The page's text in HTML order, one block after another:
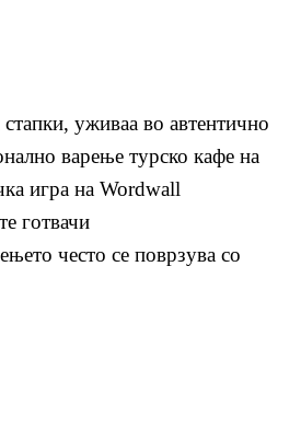
уживаа во автентично
варење турско кафе на
игра на Wordwall
готвачи
често се поврзува со